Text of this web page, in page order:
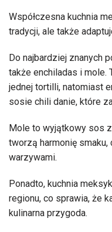
Współczesna kuchnia
tradycji, ale także
Do najbardziej znanych
także enchiladas i mole.
jednej tortilli, natomiast
sosie chili danie, które
Mole to wyjątkowy sos
tworzą harmonię
warzywami.
Ponadto, kuchnia
regionu, co sprawia, że
kulinarna przygoda.